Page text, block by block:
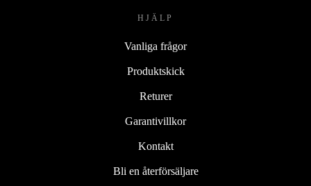
HJÄLP
Vanliga frågor
Produktskick
Returer
Garantivillkor
Kontakt
Bli en återförsäljare